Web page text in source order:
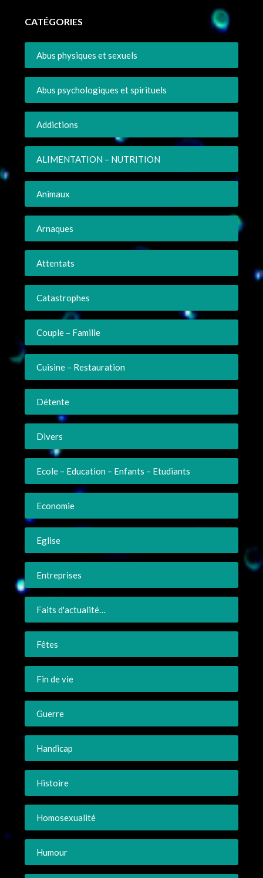
CATÉGORIES
Abus physiques et sexuels
Abus psychologiques et spirituels
Addictions
ALIMENTATION – NUTRITION
Animaux
Arnaques
Attentats
Catastrophes
Couple – Famille
Cuisine – Restauration
Détente
Divers
Ecole – Education – Enfants – Etudiants
Economie
Eglise
Entreprises
Faits d'actualité…
Fêtes
Fin de vie
Guerre
Handicap
Histoire
Homosexualité
Humour